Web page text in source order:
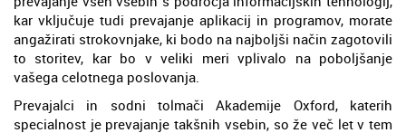
kar vključuje tudi prevajanje aplikacij in programov, morate
angažirati strokovnjake, ki bodo na najboljši način zagotovili
to storitev, kar bo v veliki meri vplivalo na poboljšanje
vašega celotnega poslovanja.
Prevajalci in sodni tolmači Akademije Oxford, katerih
specialnost je prevajanje takšnih vsebin, so že več let v tem